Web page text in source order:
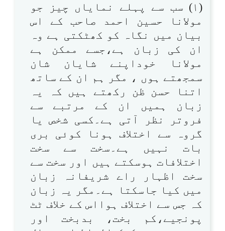
(۱) سب سے پہلے نمایاں چیز جو
مولانا حسین احمد صاحب کے اس
بیان میں نگاہ کو کھٹکتی ہے وہ
ان کی زبان ہے،جسے ممکن ہے
مولانا خوداپنے شایان شان
سمجھتے ہوں ، مگر ہم ان کے ساتھ
اتنا حسن ظن رکھتے ہیں کہ یہ
زبان ہمیں ان کے مرتبے سے
فروتر نظر آتی ہے۔کسی شخص یا
گروہ سے اختلاف ہونا کوئی بری
بات نہیں ہے۔سخت سے سخت
اختلافات ہوسکتے ہیں اور سخت سے
سخت اظہار راے شریفانہ زبان
میں کیا جاسکتا ہے۔مگر یہ زبان
کہ جس سے اختلاف ہوااس کے خلاف ٹٹ
پونجیے،کم بخت، بدبخت اور